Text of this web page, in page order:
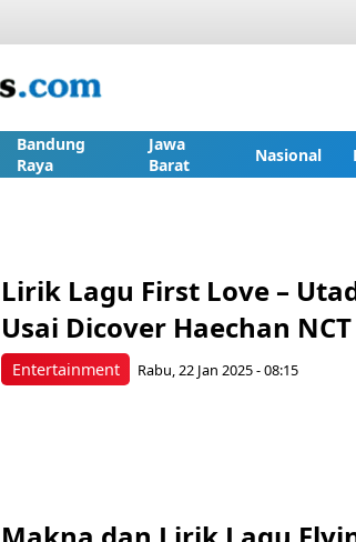
Bandung
Raya
Jawa
Barat
Nasional
Entertainment
Lirik Lagu First Love –
Usai Dicover Haechan
Rabu, 22 Jan 2025 - 08:15